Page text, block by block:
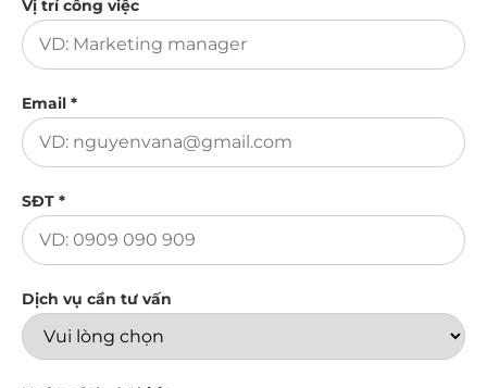
Vị trí công việc
Email *
SĐT *
Dịch vụ cần tư vấn